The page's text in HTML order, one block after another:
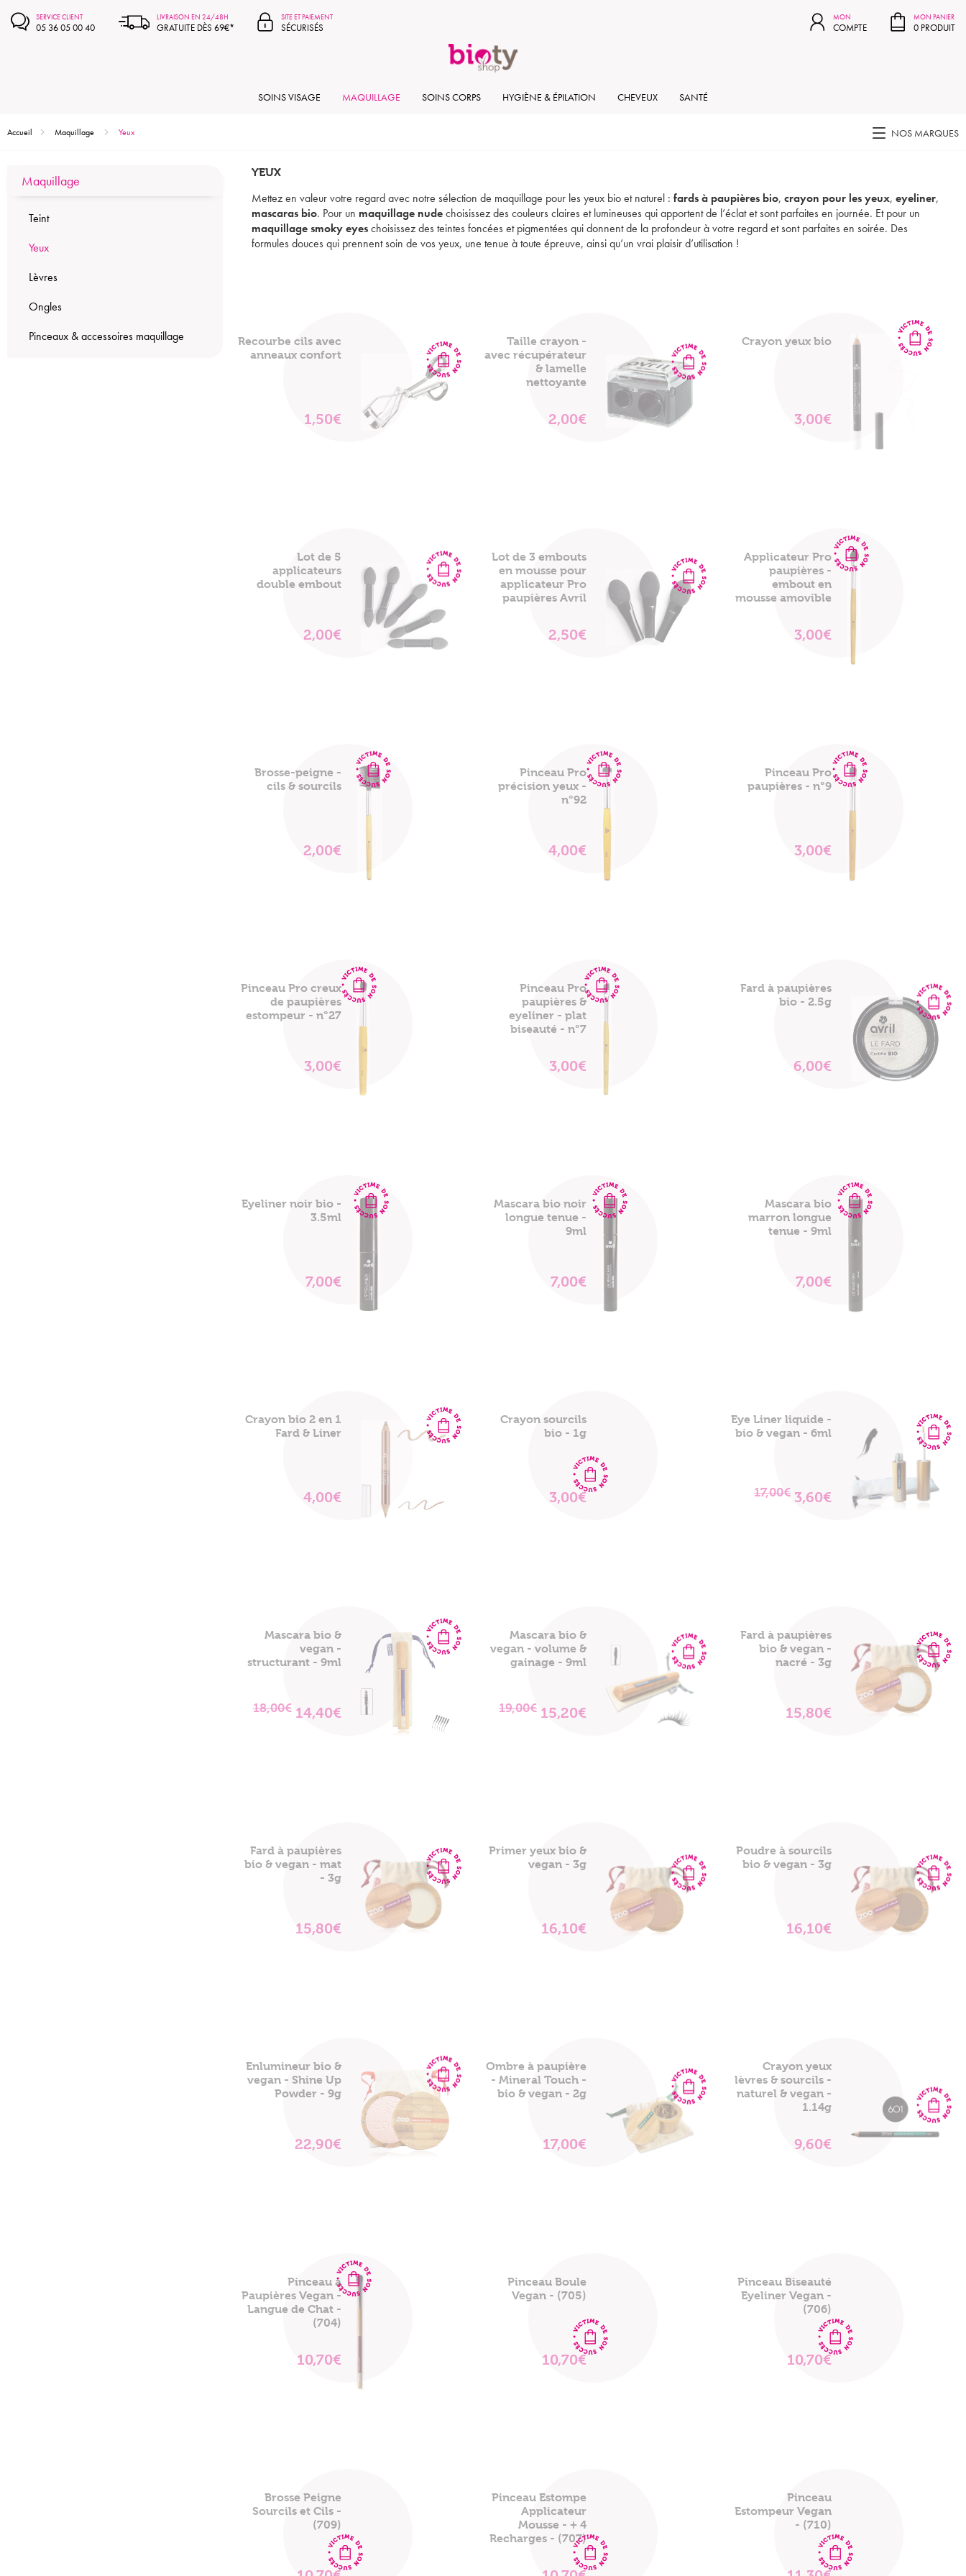
SERVICE CLIENT
05 36 05 00 40
LIVRAISON EN 24/48H
GRATUITE DÈS 69€*
SITE ET PAIEMENT
SÉCURISÉS
MON
COMPTE
MON PANIER
0 PRODUIT
SOINS VISAGE MAQUILLAGE SOINS CORPS HYGIÈNE & ÉPILATION CHEVEUX SANTÉ
Accueil Maquillage Yeux NOS MARQUES
Maquillage
Teint
Yeux
Lèvres
Ongles
Pinceaux & accessoires maquillage
YEUX
Mettez en valeur votre regard avec notre sélection de maquillage pour les yeux bio et naturel : fards à paupières bio, crayon pour les yeux, eyeliner,
mascaras bio. Pour un maquillage nudechoisissez des couleurs claires et lumineuses qui apportent de l’éclat et sont parfaites en journée. Et pour un
maquillage smoky eyeschoisissez des teintes foncées et pigmentées qui donnent de la profondeur à votre regard et sont parfaites en soirée. Des
formules douces qui prennent soin de vos yeux, une tenue à toute épreuve, ainsi qu’un vrai plaisir d’utilisation !
Recourbe cils avec
anneaux confort
1,50€
VOIR
Taille crayon -
avec récupérateur
& lamelle
nettoyante
2,00€
VOIR
Crayon yeux bio
3,00€
Lot de 5
applicateurs
double embout
2,00€
Lot de 3 embouts
en mousse pour
applicateur Pro
paupières Avril
2,50€
Applicateur Pro
paupières -
embout en
mousse amovible
3,00€
Brosse-peigne -
cils & sourcils
2,00€
Pinceau Pro
précision yeux -
n°92
4,00€
VOIR
Pinceau Pro
paupières - n°9
3,00€
Pinceau Pro creux
de paupières
estompeur - n°27
3,00€
Pinceau Pro
paupières &
eyeliner - plat
biseauté - n°7
3,00€
Fard à paupières
bio - 2.5g
6,00€
VOIR
Eyeliner noir bio -
3.5ml
7,00€
VOIR
LE
Mascara bio noir
longue tenue -
9ml
7,00€
VOIR
Mascara bio
marron longue
tenue - 9ml
7,00€
VOIR
Crayon bio 2 en 1
Fard & Liner
4,00€
Crayon sourcils
bio - 1g
3,00€
Eye Liner liquide -
bio & vegan - 6ml
17,00€ 3,60€
VOIR
Mascara bio &
vegan -
structurant - 9ml
18,00€ 14,40€
VOIR
Mascara bio &
vegan - volume &
gainage - 9ml
19,00€ 15,20€
VOIR
Fard à paupières
bio & vegan -
nacré - 3g
15,80€
Fard à paupières
bio & vegan - mat
- 3g
15,80€
Primer yeux bio &
vegan - 3g
16,10€
VOIR
Poudre à sourcils
bio & vegan - 3g
16,10€
VOIR
Enlumineur bio &
vegan - Shine Up
Powder - 9g
22,90€
VOIR
Ombre à paupière
- Mineral Touch -
bio & vegan - 2g
17,00€
Crayon yeux
lèvres & sourcils -
naturel & vegan -
1.14g
9,60€
Pinceau à
Paupières Vegan -
Langue de Chat -
(704)
10,70€
VOIR
LE
Pinceau Boule
Vegan - (705)
10,70€
Pinceau Biseauté
Eyeliner Vegan -
(706)
10,70€
Brosse Peigne
Sourcils et Cils -
(709)
Pinceau Estompe
Applicateur
Mousse - + 4
Recharges - (707)
Pinceau
Estompeur Vegan
- (710)
MON PANIER